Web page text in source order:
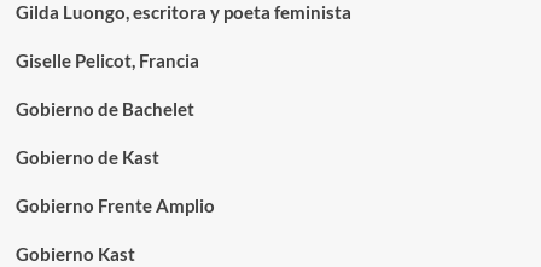
Gilda Luongo, escritora y poeta feminista
Giselle Pelicot, Francia
Gobierno de Bachelet
Gobierno de Kast
Gobierno Frente Amplio
Gobierno Kast